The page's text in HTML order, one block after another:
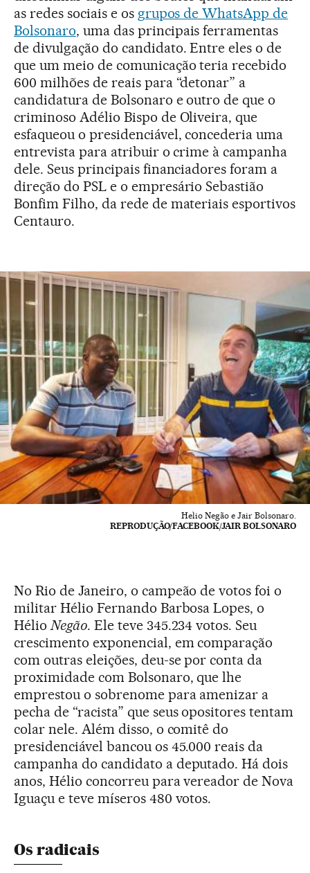
as redes sociais e os grupos de WhatsApp de
Bolsonaro, uma das principais ferramentas
de divulgação do candidato. Entre eles o de
que um meio de comunicação teria recebido
600 milhões de reais para “detonar” a
candidatura de Bolsonaro e outro de que o
criminoso Adélio Bispo de Oliveira, que
esfaqueou o presidenciável, concederia uma
entrevista para atribuir o crime à campanha
dele. Seus principais financiadores foram a
direção do PSL e o empresário Sebastião
Bonfim Filho, da rede de materiais esportivos
Centauro.
Helio Negão e Jair Bolsonaro.
REPRODUÇÃO/FACEBOOK/JAIR BOLSONARO
No Rio de Janeiro, o campeão de votos foi o
militar Hélio Fernando Barbosa Lopes, o
HélioNegão. Ele teve 345.234 votos. Seu
crescimento exponencial, em comparação
com outras eleições, deu-se por conta da
proximidade com Bolsonaro, que lhe
emprestou o sobrenome para amenizar a
pecha de “racista” que seus opositores tentam
colar nele. Além disso, o comitê do
presidenciável bancou os 45.000 reais da
campanha do candidato a deputado. Há dois
anos, Hélio concorreu para vereador de Nova
Iguaçu e teve míseros 480 votos.
Os radicais